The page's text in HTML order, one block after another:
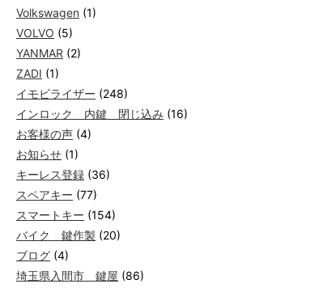
Volkswagen (1)
VOLVO (5)
YANMAR (2)
ZADI (1)
イモビライザー (248)
インロック 内鍵 閉じ込み (16)
お客様の声 (4)
お知らせ (1)
キーレス登録 (36)
スペアキー (77)
スマートキー (154)
バイク 鍵作製 (20)
ブログ (4)
埼玉県入間市 鍵屋 (86)